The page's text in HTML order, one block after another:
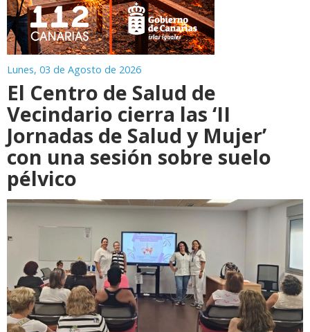
Lunes, 03 de Agosto de 2026
El Centro de Salud de
Vecindario cierra las ‘II
Jornadas de Salud y Mujer’
con una sesión sobre suelo
pélvico